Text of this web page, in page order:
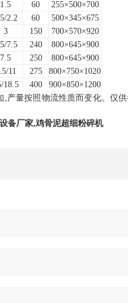
1.5 60
255×500×700
2.2 60
500×345×675
3 150
700×570×920
7.5 240
800×645×900
7.5 250
800×645×900
11 275
800×750×1020
18.5 400
900×850×1200
量按照物流性质而变化。仅
备厂家,鸡骨泥超细粉碎机